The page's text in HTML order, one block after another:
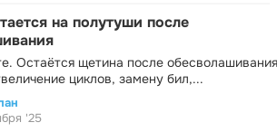
на полутуши после
Остаётся щетина после
циклов, замену бил,...
'25